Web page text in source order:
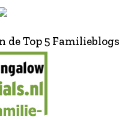
de Top 5 Familieblogs